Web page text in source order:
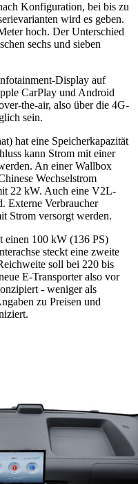
Konfiguration, bei bis zu
wird es geben.
hoch. Der Unterschied
sechs und sieben
Display auf
CarPlay und Android
the-air, also über die 4G-
sein.
hat eine Speicherkapazität
kann Strom mit einer
An einer Wallbox
Wechselstrom
22 kW. Auch eine V2L-
Externe Verbraucher
Strom versorgt werden.
einen 100 kW (136 PS)
steckt eine zweite
soll bei 220 bis
E-Transporter also vor
- weniger als
zu Preisen und